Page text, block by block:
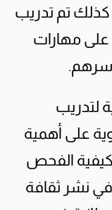
كذلك تم تدريب
على مهارات
لتدريب
على أهمية
الفحص
في نشر ثقافة